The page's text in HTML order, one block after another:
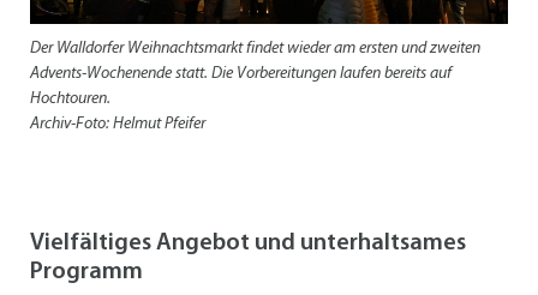
Der Walldorfer Weihnachtsmarkt findet wieder am ersten und zweiten
Advents-Wochenende statt. Die Vorbereitungen laufen bereits auf
Hochtouren.
Archiv-Foto: Helmut Pfeifer
Vielfältiges Angebot und unterhaltsames
Programm